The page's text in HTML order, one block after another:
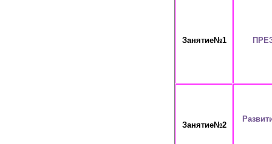
Занятие№1
Занятие№2